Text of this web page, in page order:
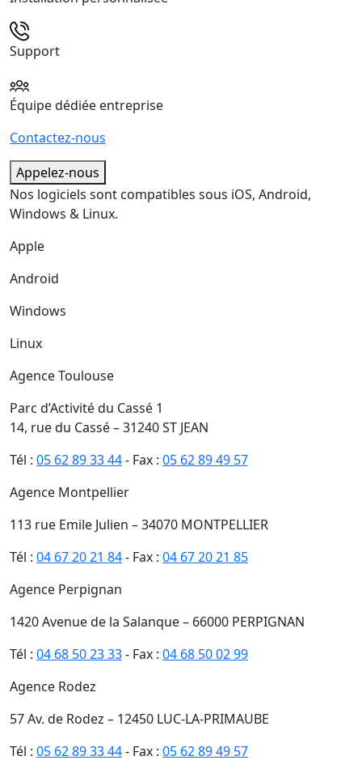
Support
Équipe dédiée entreprise
Contactez-nous
Appelez-nous
Nos logiciels sont compatibles sous iOS, Android,
Windows & Linux.
Apple
Android
Windows
Linux
Agence Toulouse
Parc d’Activité du Cassé 1
14, rue du Cassé – 31240 ST JEAN
Tél : 05 62 89 33 44- Fax : 05 62 89 49 57
Agence Montpellier
113 rue Emile Julien – 34070 MONTPELLIER
Tél : 04 67 20 21 84- Fax : 04 67 20 21 85
Agence Perpignan
1420 Avenue de la Salanque – 66000 PERPIGNAN
Tél : 04 68 50 23 33- Fax : 04 68 50 02 99
Agence Rodez
57 Av. de Rodez – 12450 LUC-LA-PRIMAUBE
Tél : 05 62 89 33 44- Fax : 05 62 89 49 57